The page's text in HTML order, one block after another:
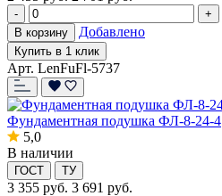
-
+
В корзину
Добавлено
Купить в 1 клик
Арт. LenFuFl-5737
Фундаментная подушка ФЛ-8-24-4
5,0
В наличии
ГОСТ ТУ
3 355 руб. 3 691 руб.